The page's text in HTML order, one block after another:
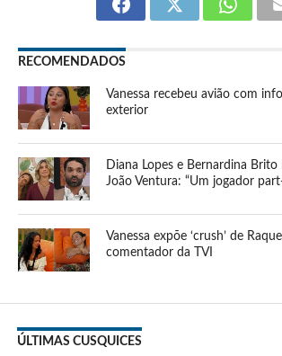
RECOMENDADOS
Vanessa recebeu avião com
exterior
Diana Lopes e Bernardina
João Ventura: “Um jogador
Vanessa expõe ‘crush’ de
comentador da TVI
ÚLTIMAS CUSQUICES